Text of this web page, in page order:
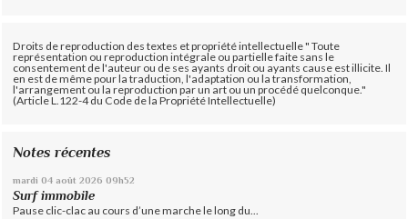
Droits de reproduction des textes et propriété intellectuelle " Toute
représentation ou reproduction intégrale ou partielle faite sans le
consentement de l'auteur ou de ses ayants droit ou ayants cause est illicite. Il
en est de même pour la traduction, l'adaptation ou la transformation,
l'arrangement ou la reproduction par un art ou un procédé quelconque."
(Article L.122-4 du Code de la Propriété Intellectuelle)
Notes récentes
mardi 04 août 2026 09h52
Surf immobile
Pause clic-clac au cours d’une marche le long du...